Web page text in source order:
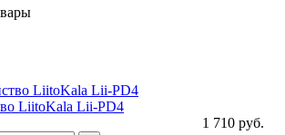
LiitoKala Lii-PD4
1 710 руб.